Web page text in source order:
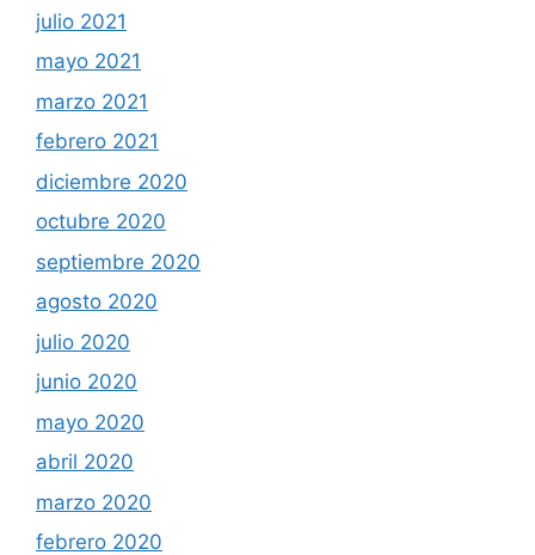
julio 2021
mayo 2021
marzo 2021
febrero 2021
diciembre 2020
octubre 2020
septiembre 2020
agosto 2020
julio 2020
junio 2020
mayo 2020
abril 2020
marzo 2020
febrero 2020